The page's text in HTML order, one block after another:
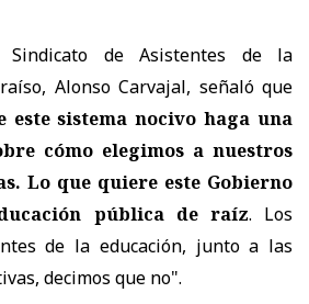
de Asistentes de la
Alonso Carvajal, señaló que
este sistema nocivo haga una
cómo elegimos a nuestros
Lo que quiere este Gobierno
pública de raíz. Los
de la educación, junto a las
decimos que no".